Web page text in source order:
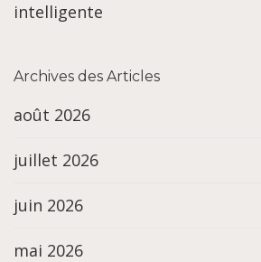
intelligente
Archives des Articles
août 2026
juillet 2026
juin 2026
mai 2026